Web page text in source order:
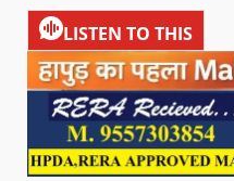
LISTEN TO THIS